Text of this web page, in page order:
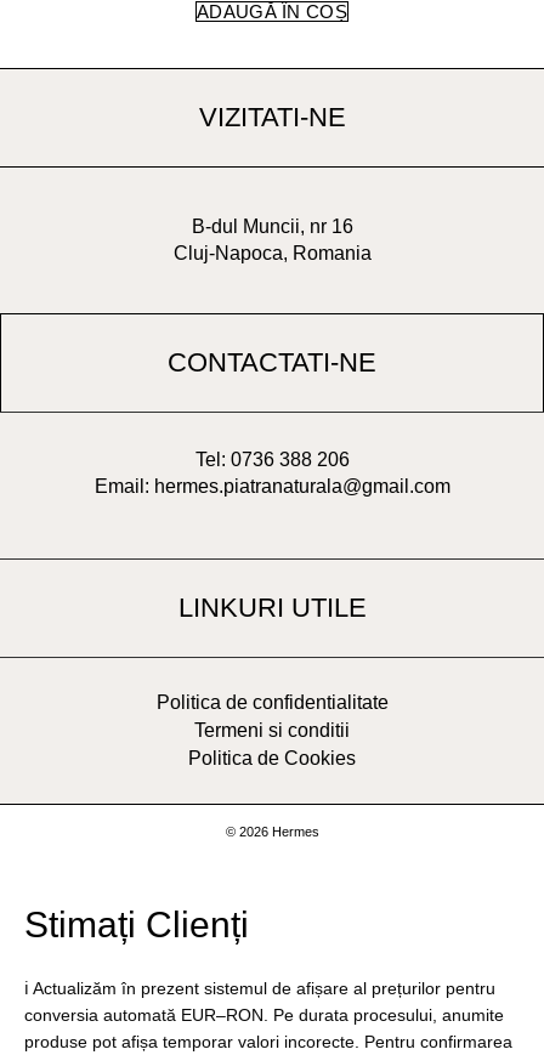
ADAUGĂ ÎN COȘ
VIZITATI-NE
B-dul Muncii, nr 16
Cluj-Napoca, Romania
CONTACTATI-NE
Tel: 0736 388 206
Email: hermes.piatranaturala@gmail.com
LINKURI UTILE
Politica de confidentialitate
Termeni si conditii
Politica de Cookies
© 2026 Hermes
Stimați Clienți
ℹ️ Actualizăm în prezent sistemul de afișare al prețurilor pentru
conversia automată EUR–RON. Pe durata procesului, anumite
produse pot afișa temporar valori incorecte. Pentru confirmarea